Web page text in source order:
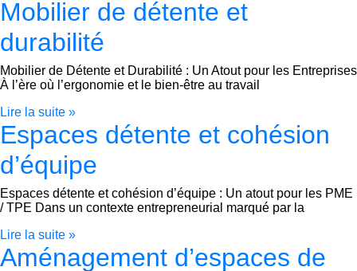
Mobilier de détente et
durabilité
Mobilier de Détente et Durabilité : Un Atout pour les Entreprises
À l’ère où l’ergonomie et le bien-être au travail
Lire la suite »
Espaces détente et cohésion
d’équipe
Espaces détente et cohésion d’équipe : Un atout pour les PME
/ TPE Dans un contexte entrepreneurial marqué par la
Lire la suite »
Aménagement d’espaces de